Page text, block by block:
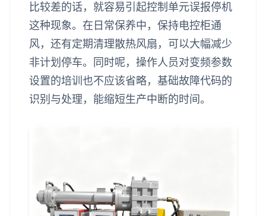
比较差的话，就容易引起控制单元误报停机
这种现象。在日常保养中，保持电控柜通
风，还有定期清理散热风扇，可以大幅减少
非计划停车。同时呢，操作人员对变频参数
设置的培训也不应该省略，基础故障代码的
识别与处理，能缩短生产中断的时间。